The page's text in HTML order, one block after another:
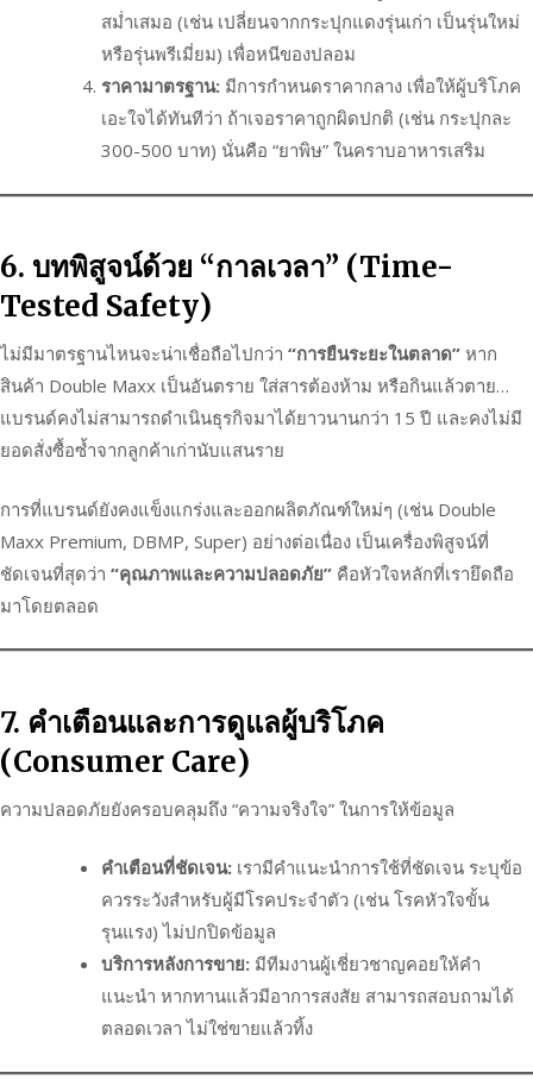
สม่ำเสมอ (เช่น เปลี่ยนจากกระปุกแดงรุ่นเก่า เป็นรุ่นใหม่
หรือรุ่นพรีเมี่ยม) เพื่อหนีของปลอม
ราคามาตรฐาน: มีการกำหนดราคากลาง เพื่อให้ผู้บริโภค
เอะใจได้ทันทีว่า ถ้าเจอราคาถูกผิดปกติ (เช่น กระปุกละ
300-500 บาท) นั่นคือ “ยาพิษ” ในคราบอาหารเสริม
6. บทพิสูจน์ด้วย “กาลเวลา” (Time-
Tested Safety)
ไม่มีมาตรฐานไหนจะน่าเชื่อถือไปกว่า “การยืนระยะในตลาด” หาก
สินค้า Double Maxx เป็นอันตราย ใส่สารต้องห้าม หรือกินแล้วตาย…
แบรนด์คงไม่สามารถดำเนินธุรกิจมาได้ยาวนานกว่า 15 ปี และคงไม่มี
ยอดสั่งซื้อซ้ำจากลูกค้าเก่านับแสนราย
การที่แบรนด์ยังคงแข็งแกร่งและออกผลิตภัณฑ์ใหม่ๆ (เช่น Double
Maxx Premium, DBMP, Super) อย่างต่อเนื่อง เป็นเครื่องพิสูจน์ที่
ชัดเจนที่สุดว่า “คุณภาพและความปลอดภัย” คือหัวใจหลักที่เรายึดถือ
มาโดยตลอด
7. คำเตือนและการดูแลผู้บริโภค
(Consumer Care)
ความปลอดภัยยังครอบคลุมถึง “ความจริงใจ” ในการให้ข้อมูล
คำเตือนที่ชัดเจน: เรามีคำแนะนำการใช้ที่ชัดเจน ระบุข้อ
ควรระวังสำหรับผู้มีโรคประจำตัว (เช่น โรคหัวใจขั้น
รุนแรง) ไม่ปกปิดข้อมูล
บริการหลังการขาย: มีทีมงานผู้เชี่ยวชาญคอยให้คำ
แนะนำ หากทานแล้วมีอาการสงสัย สามารถสอบถามได้
ตลอดเวลา ไม่ใช่ขายแล้วทิ้ง